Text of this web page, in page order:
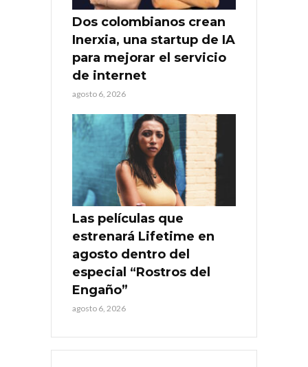
Dos colombianos crean
Inerxia, una startup de IA
para mejorar el servicio
de internet
agosto 6, 2026
Las películas que
estrenará Lifetime en
agosto dentro del
especial “Rostros del
Engaño”
agosto 6, 2026